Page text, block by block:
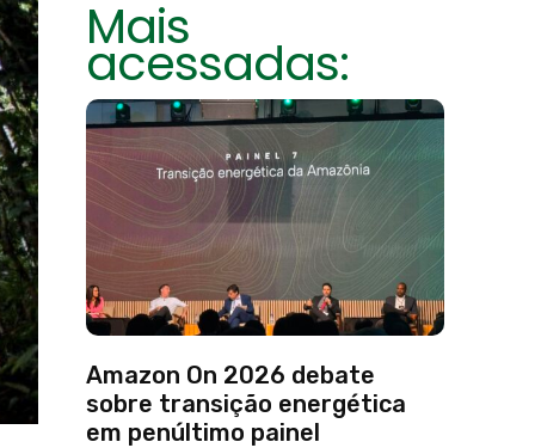
Mais
acessadas:
Amazon On 2026 debate
sobre transição energética
em penúltimo painel